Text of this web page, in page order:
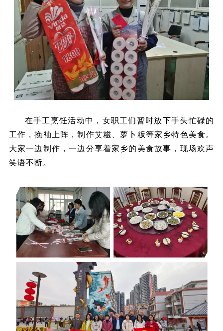
在手工烹饪活动中，女职工们暂时放下手头忙碌的
工作，挽袖上阵，制作艾糍、萝卜粄等家乡特色美食。
大家一边制作，一边分享着家乡的美食故事，现场欢声
笑语不断。